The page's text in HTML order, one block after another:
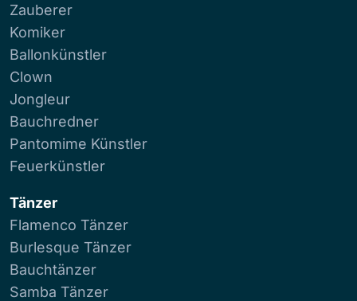
Zauberer
Komiker
Ballonkünstler
Clown
Jongleur
Bauchredner
Pantomime Künstler
Feuerkünstler
Tänzer
Flamenco Tänzer
Burlesque Tänzer
Bauchtänzer
Samba Tänzer